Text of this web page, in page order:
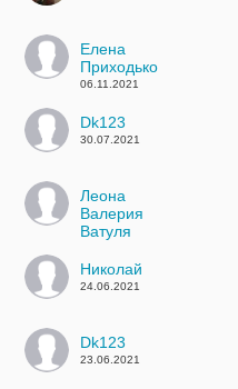
Елена
Приходько
06.11.2021
Dk123
30.07.2021
Леона
Валерия
Ватуля
Николай
24.06.2021
Dk123
23.06.2021